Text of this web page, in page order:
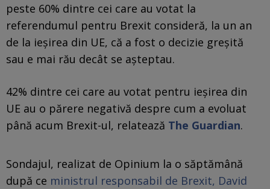
peste 60% dintre cei care au votat la
referendumul pentru Brexit consideră, la un an
de la ieșirea din UE, că a fost o decizie greșită
sau e mai rău decât se așteptau.
42% dintre cei care au votat pentru ieșirea din
UE au o părere negativă despre cum a evoluat
până acum Brexit-ul, relatează The Guardian.
Sondajul, realizat de Opinium la o săptămână
după ce ministrul responsabil de Brexit, David